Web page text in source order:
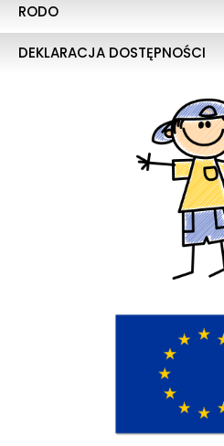
RODO
DEKLARACJA DOSTĘPNOŚCI